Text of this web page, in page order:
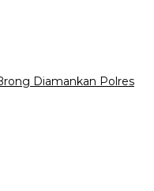
Diamankan Polres